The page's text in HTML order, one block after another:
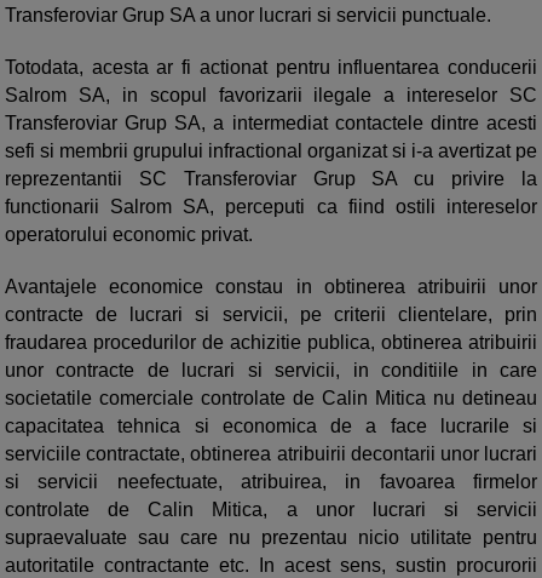
Transferoviar Grup SA a unor lucrari si servicii punctuale.
Totodata, acesta ar fi actionat pentru influentarea conducerii
Salrom SA, in scopul favorizarii ilegale a intereselor SC
Transferoviar Grup SA, a intermediat contactele dintre acesti
sefi si membrii grupului infractional organizat si i-a avertizat pe
reprezentantii SC Transferoviar Grup SA cu privire la
functionarii Salrom SA, perceputi ca fiind ostili intereselor
operatorului economic privat.
Avantajele economice constau in obtinerea atribuirii unor
contracte de lucrari si servicii, pe criterii clientelare, prin
fraudarea procedurilor de achizitie publica, obtinerea atribuirii
unor contracte de lucrari si servicii, in conditiile in care
societatile comerciale controlate de Calin Mitica nu detineau
capacitatea tehnica si economica de a face lucrarile si
serviciile contractate, obtinerea atribuirii decontarii unor lucrari
si servicii neefectuate, atribuirea, in favoarea firmelor
controlate de Calin Mitica, a unor lucrari si servicii
supraevaluate sau care nu prezentau nicio utilitate pentru
autoritatile contractante etc. In acest sens, sustin procurorii